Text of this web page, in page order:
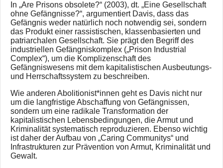
In „Are Prisons obsolete?“ (2003), dt. „Eine Gesellschaft
ohne Gefängnisse?“, argumentiert Davis, dass das
Gefängnis weder natürlich noch notwendig sei, sondern
das Produkt einer rassistischen, klassenbasierten und
patriarchalen Gesellschaft. Sie prägt den Begriff des
industriellen Gefängniskomplex („Prison Industrial
Complex“), um die Komplizenschaft des
Gefängniswesens mit dem kapitalistischen Ausbeutungs-
und Herrschaftssystem zu beschreiben.
Wie anderen Abolitionist*innen geht es Davis nicht nur
um die langfristige Abschaffung von Gefängnissen,
sondern um eine radikale Transformation der
kapitalistischen Lebensbedingungen, die Armut und
Kriminalität systematisch reproduzieren. Ebenso wichtig
ist daher der Aufbau von „Caring Communitys“ und
Infrastrukturen zur Prävention von Armut, Kriminalität und
Gewalt.